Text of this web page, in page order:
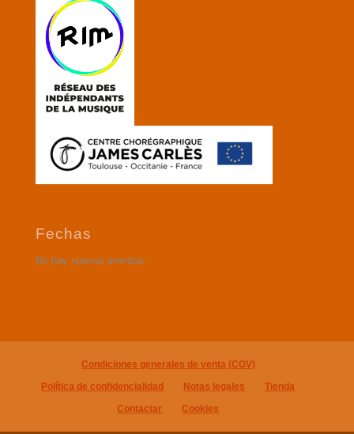
Fechas
No hay nuevos eventos.
Condiciones generales de venta (CGV)
Política de confidencialidad
Notas legales
Tienda
Contactar
Cookies